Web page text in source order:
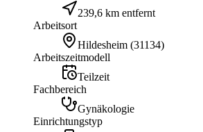
239,6 km entfernt
Arbeitsort
Hildesheim (31134)
Arbeitszeitmodell
Teilzeit
Fachbereich
Gynäkologie
Einrichtungstyp